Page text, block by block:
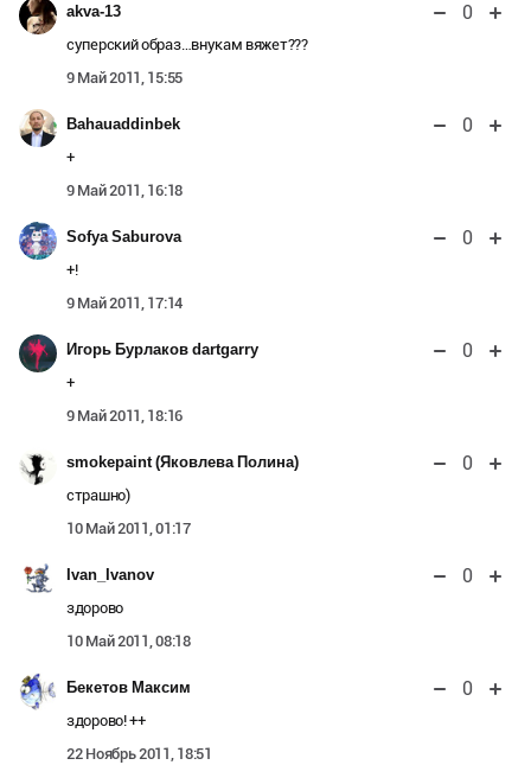
akva-13 0
суперский образ…внукам вяжет???
9 Май 2011, 15:55
Bahauaddinbek 0
+
9 Май 2011, 16:18
Sofya Saburova 0
+!
9 Май 2011, 17:14
Игорь Бурлаков dartgarry 0
+
9 Май 2011, 18:16
smokepaint (Яковлева Полина) 0
страшно)
10 Май 2011, 01:17
Ivan_Ivanov 0
здорово
10 Май 2011, 08:18
Бекетов Максим 0
здорово! ++
22 Ноябрь 2011, 18:51